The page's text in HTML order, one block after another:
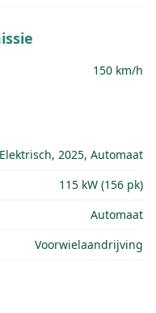
150 km/h
Elektrisch, 2025, Automaat
115 kW (156 pk)
Automaat
Voorwielaandrijving